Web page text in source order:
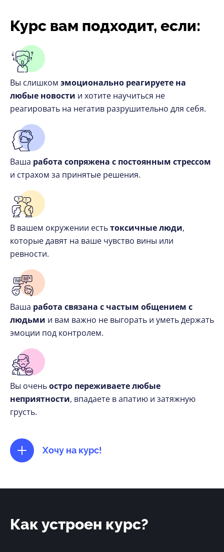
Курс вам подходит, если:
Вы слишком эмоционально реагируете на
любые новости и хотите научиться не
реагировать на негатив разрушительно для себя.
Ваша работа сопряжена с постоянным стрессом
и страхом за принятые решения.
В вашем окружении естьтоксичные люди,
которые давят на ваше чувство вины или
ревности.
Ваша работа связана с частым общением с
людьми и вам важно не выгорать и уметь держать
эмоции под контролем.
Вы оченьостро переживаете любые
неприятности, впадаете в апатию и затяжную
грусть.
Хочу на курс!
Как устроен курс?